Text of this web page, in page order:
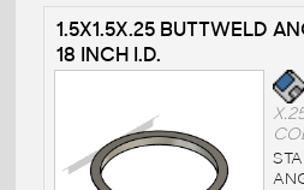
1.5X1.5X.25 BUTTWELD
18 INCH I.D.